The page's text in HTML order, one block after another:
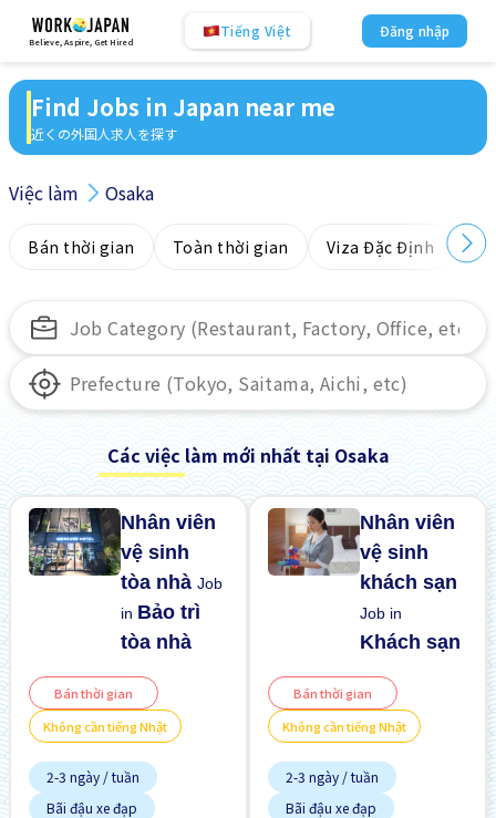
Believe, Aspire, Get Hired
Tiếng Việt Đăng nhập
Find Jobs in Japan near me
近くの外国人求人を探す
Việc làm Osaka
Bán thời gian Toàn thời gian Viza Đặc Định
Các việc làm mới nhất tại Osaka
Nhân viên
vệ sinh
tòa nhàJob
in Bảo trì
tòa nhà
Bán thời gian
Không cần tiếng Nhật
2-3 ngày / tuần
Bãi đậu xe đạp
Nhân viên
vệ sinh
khách sạn
Job in
Khách sạn
Bán thời gian
Không cần tiếng Nhật
2-3 ngày / tuần
Bãi đậu xe đạp